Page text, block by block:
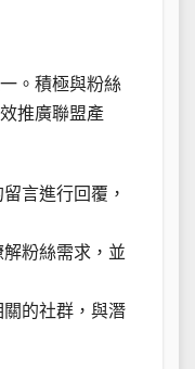
。積極與粉絲
推廣聯盟產
言進行回覆，
粉絲需求，並
的社群，與潛